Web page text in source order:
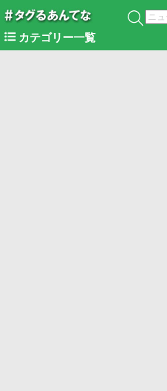
カテゴリー一覧